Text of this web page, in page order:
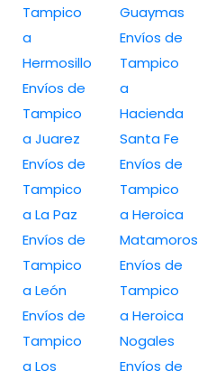
Tampico
a
Hermosillo
Envíos de
Tampico
a Juarez
Envíos de
Tampico
a La Paz
Envíos de
Tampico
a León
Envíos de
Tampico
a Los
Guaymas
Envíos de
Tampico
a
Hacienda
Santa Fe
Envíos de
Tampico
a Heroica
Matamoros
Envíos de
Tampico
a Heroica
Nogales
Envíos de